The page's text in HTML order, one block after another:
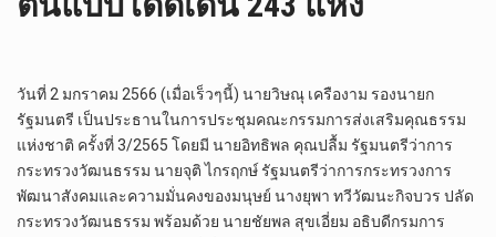
วันที่ 2 มกราคม 2566 (เมื่อเร็วๆนี้) นายวิษณุ เครืองาม รองนายก
รัฐมนตรี เป็นประธานในการประชุมคณะกรรมการส่งเสริมคุณธรรม
แห่งชาติ ครั้งที่ 3/2565 โดยมี นายอิทธิพล คุณปลื้ม รัฐมนตรีว่าการ
กระทรวงวัฒนธรรม นายจุติ ไกรฤกษ์ รัฐมนตรีว่าการกระทรวงการ
พัฒนาสังคมและความมั่นคงของมนุษย์ นางยุพา ทวีวัฒนะกิจบวร ปลัด
กระทรวงวัฒนธรรม พร้อมด้วย นายชัยพล สุขเอี่ยม อธิบดีกรมการ